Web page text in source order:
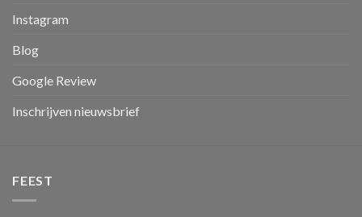
Instagram
Blog
Google Review
Inschrijven nieuwsbrief
FEEST